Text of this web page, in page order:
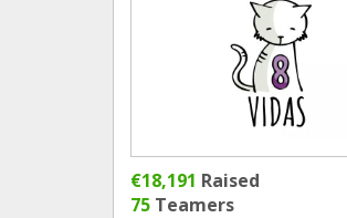
€18,191 Raised
75 Teamers